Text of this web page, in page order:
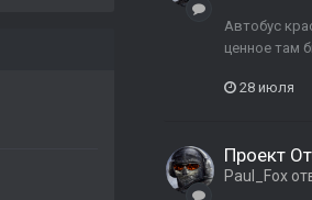
Автобус
ценное там
28 июля
Проект
Paul_Fox